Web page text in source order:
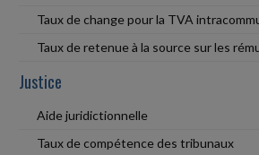
Taux de change pour la TVA
Taux de retenue à la source sur les
Justice
Aide juridictionnelle
Taux de compétence des tribunaux